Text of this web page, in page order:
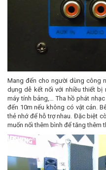
Mang đến cho người dùng công
dụng dễ kết nối với nhiều thiết
máy tính bảng,… Tha hồ phát
đến 10m nếu không có vật cản.
thẻ nhớ để hỗ trợ nhau. Đặc biệt
muốn nối thêm bình để tăng thêm